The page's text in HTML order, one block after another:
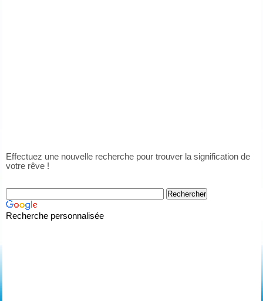
Effectuez une nouvelle recherche pour trouver la signification de
votre rêve !
Recherche personnalisée